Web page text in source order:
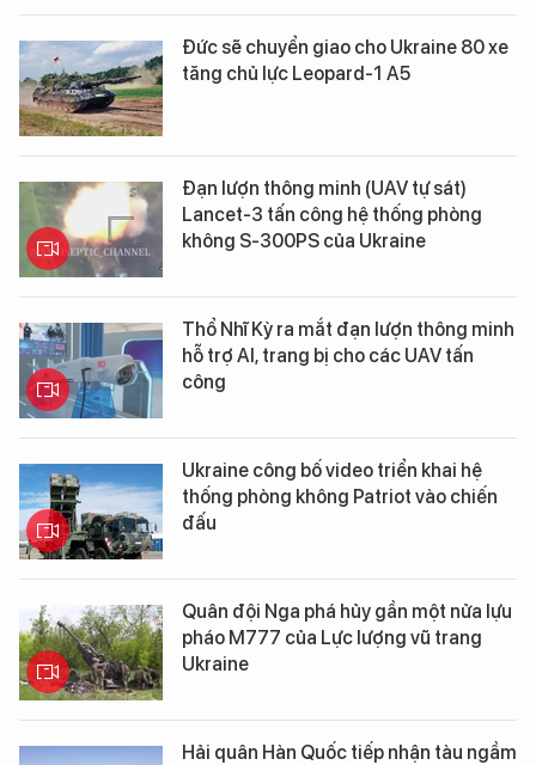
Đức sẽ chuyển giao cho Ukraine 80 xe
tăng chủ lực Leopard-1 A5
Đạn lượn thông minh (UAV tự sát)
Lancet-3 tấn công hệ thống phòng
không S-300PS của Ukraine
Thổ Nhĩ Kỳ ra mắt đạn lượn thông minh
hỗ trợ AI, trang bị cho các UAV tấn
công
Ukraine công bố video triển khai hệ
thống phòng không Patriot vào chiến
đấu
Quân đội Nga phá hủy gần một nửa lựu
pháo M777 của Lực lượng vũ trang
Ukraine
Hải quân Hàn Quốc tiếp nhận tàu ngầm